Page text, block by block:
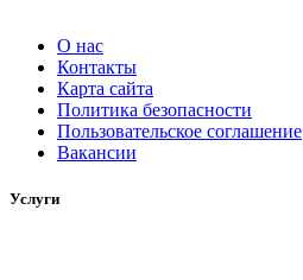
О нас
Контакты
Карта сайта
Политика безопасности
Пользовательское соглашение
Вакансии
Услуги